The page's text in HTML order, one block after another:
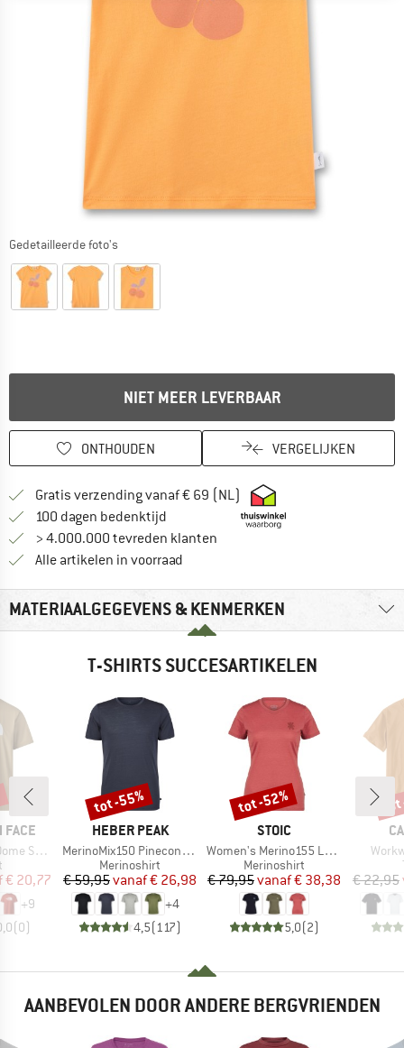
Gedetailleerde foto's
NIET MEER LEVERBAAR
ONTHOUDEN VERGELIJKEN
Gratis verzending vanaf € 69 (NL) Vind hier de
100 dagen bedenktijd Vind de betalingsinformatie hier!
> 4.000.000 tevreden klanten
Alle artikelen in voorraad
MATERIAALGEGEVENS & KENMERKEN
T-SHIRTS SUCCESARTIKELEN
FACE
Sleeve
prijs
€ 20,77
+9
(0)
MERK
HEBER PEAK
Artikel
MerinoMix150 PineconeHe. II T-Shirt
Productgroep
Merinoshirt
Prijs
€ 59,95 Verlaagde prijs
vanaf€ 26,98
+4
4,5(117)
Korting
tot -55%
MERK
STOIC
Artikel
Women's Merino155 LaholmSt. T-Shirt Daisy Flower
Productgroep
Merinoshirt
Prijs
€ 79,95 Verlaagde prijs
vanaf€ 38,38
5,0(2)
Korting
tot -52%
Artikel
€ 22,95
AANBEVOLEN DOOR ANDERE BERGVRIENDEN